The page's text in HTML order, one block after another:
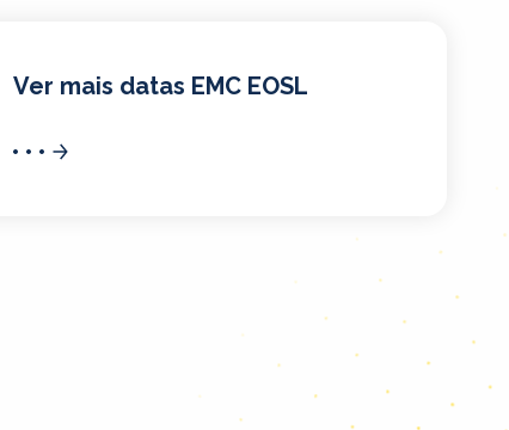
Ver mais datas EMC EOSL